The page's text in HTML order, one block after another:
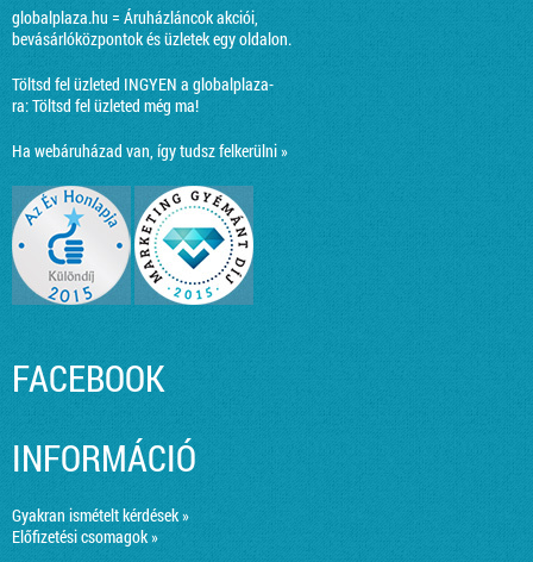
globalplaza.hu = Áruházláncok akciói,
bevásárlóközpontok és üzletek egy oldalon.
Töltsd fel üzleted INGYEN a globalplaza-
ra:Töltsd fel üzleted még ma!
Ha webáruházad van, így tudsz felkerülni »
FACEBOOK
INFORMÁCIÓ
Gyakran ismételt kérdések »
Előfizetési csomagok »